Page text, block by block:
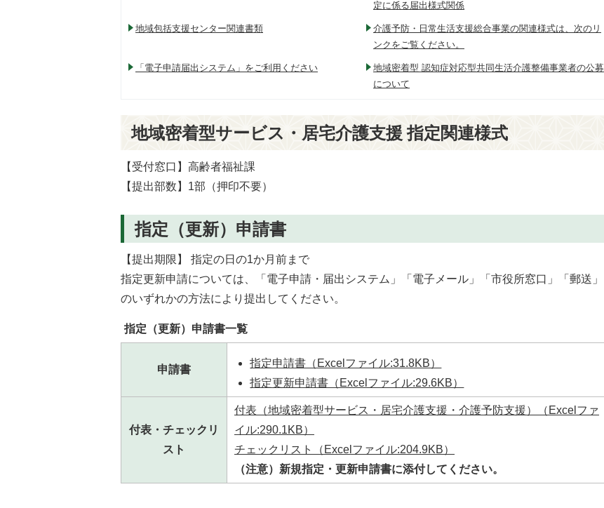
定に係る届出様式関係
地域包括支援センター関連書類
介護予防・日常生活支援総合事業の関連様式は、次のリ
ンクをご覧ください。
「電子申請届出システム」をご利用ください
地域密着型 認知症対応型共同生活介護整備事業者の公募
について
地域密着型サービス・居宅介護支援 指定関連様式
【受付窓口】高齢者福祉課
【提出部数】1部（押印不要）
指定（更新）申請書
【提出期限】 指定の日の1か月前まで
指定更新申請については、「電子申請・届出システム」「電子メール」「市役所窓口」「郵送」
のいずれかの方法により提出してください。
指定（更新）申請書一覧
申請書
指定申請書（Excelファイル:31.8KB）
指定更新申請書（Excelファイル:29.6KB）
付表・チェックリ
スト
付表（地域密着型サービス・居宅介護支援・介護予防支援）（Excelファ
イル:290.1KB）
チェックリスト（Excelファイル:204.9KB）
（注意）新規指定・更新申請書に添付してください。